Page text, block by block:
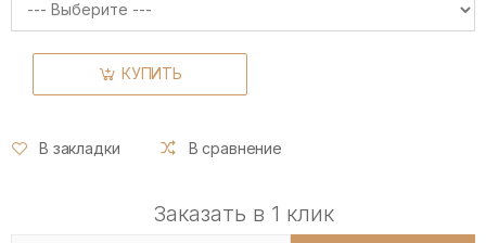
КУПИТЬ
В закладки В сравнение
Заказать в 1 клик